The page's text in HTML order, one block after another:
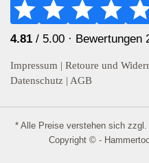
4.81 / 5.00 · Bewertungen
Impressum | Retoure und
Datenschutz | AGB
* Alle Preise verstehen sich zzgl.
Copyright © -